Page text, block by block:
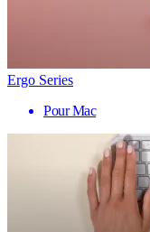
Ergo Series
Pour Mac